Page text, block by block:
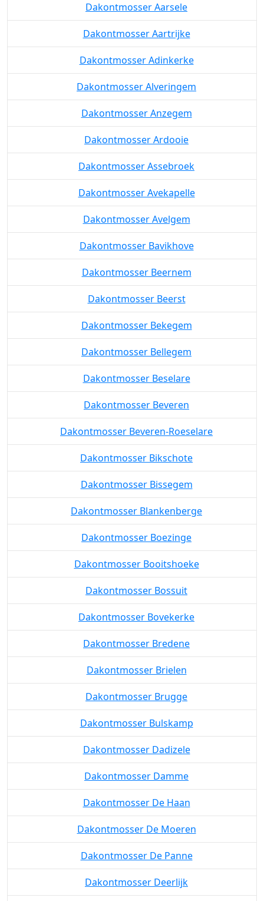
Dakontmosser Aarsele
Dakontmosser Aartrijke
Dakontmosser Adinkerke
Dakontmosser Alveringem
Dakontmosser Anzegem
Dakontmosser Ardooie
Dakontmosser Assebroek
Dakontmosser Avekapelle
Dakontmosser Avelgem
Dakontmosser Bavikhove
Dakontmosser Beernem
Dakontmosser Beerst
Dakontmosser Bekegem
Dakontmosser Bellegem
Dakontmosser Beselare
Dakontmosser Beveren
Dakontmosser Beveren-Roeselare
Dakontmosser Bikschote
Dakontmosser Bissegem
Dakontmosser Blankenberge
Dakontmosser Boezinge
Dakontmosser Booitshoeke
Dakontmosser Bossuit
Dakontmosser Bovekerke
Dakontmosser Bredene
Dakontmosser Brielen
Dakontmosser Brugge
Dakontmosser Bulskamp
Dakontmosser Dadizele
Dakontmosser Damme
Dakontmosser De Haan
Dakontmosser De Moeren
Dakontmosser De Panne
Dakontmosser Deerlijk